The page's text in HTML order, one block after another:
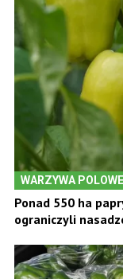
WARZYWA POLOWE
Ponad 550 ha
ograniczyli